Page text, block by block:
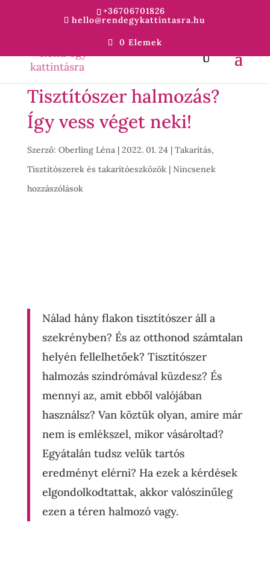
+36706701826
hello@rendegykattintasra.hu
0 Elemek
Tisztítószer halmozás?
Így vess véget neki!
Szerző: Oberling Léna| 2022. 01. 24 | Takarítás,
Tisztítószerek és takarítóeszközök| Nincsenek
hozzászólások
Nálad hány flakon tisztítószer áll a
szekrényben? És az otthonod számtalan
helyén fellelhetőek? Tisztítószer
halmozás szindrómával küzdesz? És
mennyi az, amit ebből valójában
használsz? Van köztük olyan, amire már
nem is emlékszel, mikor vásároltad?
Egyátalán tudsz velük tartós
eredményt elérni? Ha ezek a kérdések
elgondolkodtattak, akkor valószínűleg
ezen a téren halmozó vagy.